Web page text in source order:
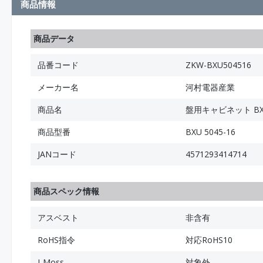
商品情報
商品データ
品番コード
ZKW-BXU504516
メーカー名
河村電器産業
商品名
盤用キャビネット
商品型番
BXU 5045-16
JANコード
4571293414714
商品スペック情報
アスベスト
非含有
RoHS指令
対応RoHS10